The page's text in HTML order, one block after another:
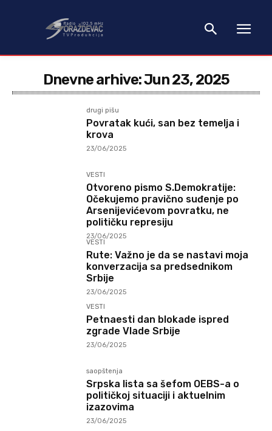
Dnevne arhive: Jun 23, 2025
drugi pišu
Povratak kući, san bez temelja i
krova
23/06/2025
VESTI
Otvoreno pismo S.Demokratije:
Očekujemo pravično suđenje po
Arsenijevićevom povratku, ne
političku represiju
23/06/2025
VESTI
Rute: Važno je da se nastavi moja
konverzacija sa predsednikom
Srbije
23/06/2025
VESTI
Petnaesti dan blokade ispred
zgrade Vlade Srbije
23/06/2025
saopštenja
Srpska lista sa šefom OEBS-a o
političkoj situaciji i aktuelnim
izazovima
23/06/2025